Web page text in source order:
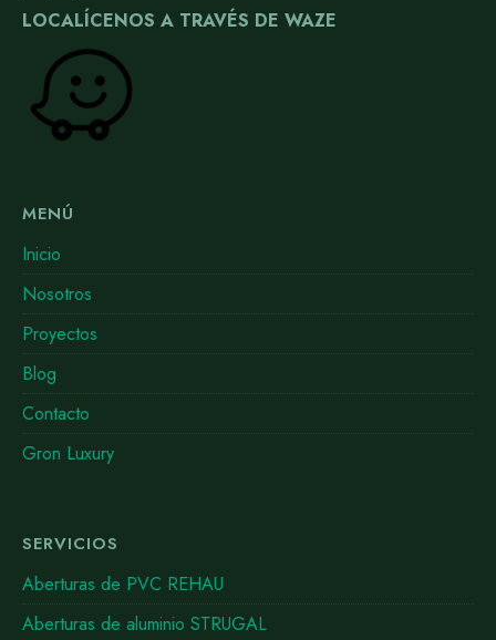
LOCALÍCENOS A TRAVÉS DE WAZE
MENÚ
Inicio
Nosotros
Proyectos
Blog
Contacto
Gron Luxury
SERVICIOS
Aberturas de PVC REHAU
Aberturas de aluminio STRUGAL